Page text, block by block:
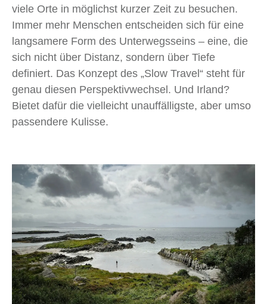
viele Orte in möglichst kurzer Zeit zu besuchen.
Immer mehr Menschen entscheiden sich für eine
langsamere Form des Unterwegsseins – eine, die
sich nicht über Distanz, sondern über Tiefe
definiert. Das Konzept des „Slow Travel“ steht für
genau diesen Perspektivwechsel. Und Irland?
Bietet dafür die vielleicht unauffälligste, aber umso
passendere Kulisse.